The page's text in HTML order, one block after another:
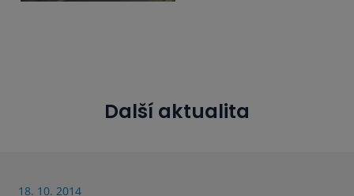
Další aktualita
18. 10. 2014